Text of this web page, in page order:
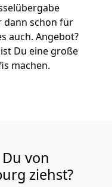
dann schon für
auch. Angebot?
Du eine große
machen.
von
ziehst?